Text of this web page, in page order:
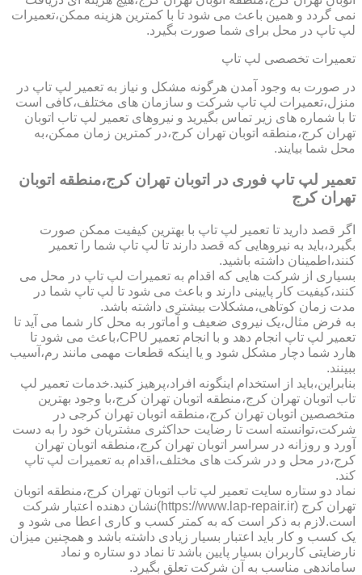
نمی گردد و همین باعث می شود تا با کمترین هزینه ممکن،تعمیرات
لپ تاپ در محل برای شما صورت بگیرد.
تعمیرات تخصصی لپ تاپ
در صورت به وجود آمدن هرگونه مشکل و نیاز به تعمیر لپ تاپ در
منزل،تعمیرات لپ تاپ شرکت و سازمان های مختلف،کافی است
تا با شماره های زیر تماس بگیرید و نیروهای تعمیر لپ تاب اتوبان
تهران کرج،منطقه اتوبان تهران کرج،در کمترین زمان ممکن،به
محل شما بیایند.
تعمیر لپ تاپ فوری در اتوبان تهران کرج،منطقه اتوبان
تهران کرج
اگر قصد دارید تا تعمیر لپ تاپ با بهترین کیفیت ممکن صورت
بگیرد،باید به نیروهایی که قصد دارند تا لپ تاپ شما را تعمیر
کنند،اطمینان داشته باشید.
بسیاری از شرکت هایی که اقدام به تعمیرات لپ تاپ در محل می
کنند،کیفیت کار پایینی دارند و باعث می شود تا لپ تاپ شما در
مدت زمان کوتاهی،مشکلات بیشتری داشته باشد.
به فرض مثال،یک نیروی ضعیف و آماتور به محل کار شما می آید تا
تعمیر لپ تاپ انجام دهد و با انجام تعمیر CPU،باعث می شود تا
هارد شما دچار مشکل شود و یا اینکه قطعات مهمی مانند رم،آسیب
ببینند.
بنابراین،باید از استخدام اینگونه افراد،پرهیز کنید.خدمات تعمیر لپ
تاب اتوبان تهران کرج،منطقه اتوبان تهران کرج،با وجود بهترین
متخصصین اتوبان تهران کرج،منطقه اتوبان تهران کرجی در
شرکت،توانسته است تا رضایت حداکثری مشتریان خود را به دست
آورد و روزانه در سراسر اتوبان تهران کرج،منطقه اتوبان تهران
کرج،در محل و در شرکت های مختلف،اقدام به تعمیرات لپ تاپ
کند.
نماد دو ستاره سایت تعمیر لپ تاب اتوبان تهران کرج،منطقه اتوبان
تهران کرج (https://www.lap-repair.ir)نشان دهنده اعتبار شرکت
است.لازم به ذکر است که به کمتر کسب و کاری اعطا می شود و
یک کسب و کار باید اعتبار بسیار زیادی داشته باشد و همچنین میزان
نارضایتی کاربران بسیار پایین باشد تا نماد دو ستاره و نماد
ساماندهی مناسب به آن شرکت تعلق بگیرد.